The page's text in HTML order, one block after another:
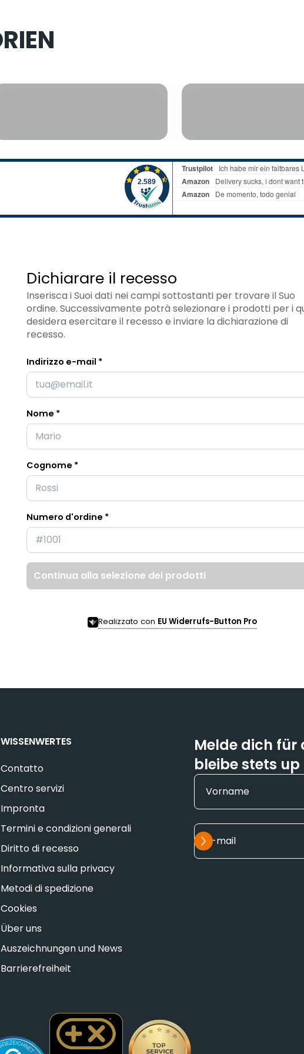
Dichiarare il recesso
Inserisca i Suoi dati nei campi sottostanti per trovare il Suo
ordine. Successivamente potrà selezionare i prodotti per i
desidera esercitare il recesso e inviare la dichiarazione di
recesso.
Indirizzo e-mail *
Nome *
Cognome *
Numero d'ordine *
Continua alla selezione dei prodotti
Realizzato con EU Widerrufs-Button Pro
WISSENWERTES
Contatto
Centro servizi
Impronta
Termini e condizioni generali
Diritto di recesso
Informativa sulla privacy
Metodi di spedizione
Cookies
Über uns
Auszeichnungen und News
Barrierefreiheit
Melde dich für
bleibe stets
Vorname
E-mail
Iscriviti alla newsletter